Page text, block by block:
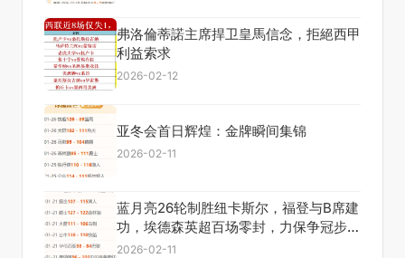
弗洛倫蒂諾主席捍卫皇馬信念，拒絕西甲
利益索求
2026-02-12
亚冬会首日辉煌：金牌瞬间集锦
2026-02-11
蓝月亮26轮制胜纽卡斯尔，福登与B席建
功，埃德森英超百场零封，力保争冠步
伐！
2026-02-11